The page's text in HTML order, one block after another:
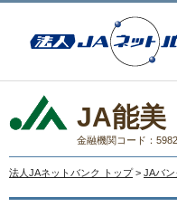
JA能美
金融機関コード：5982
法人JAネットバンク トップ > JAバン